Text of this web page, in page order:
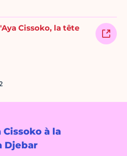
à la
Djebar
Cissoko, la tête